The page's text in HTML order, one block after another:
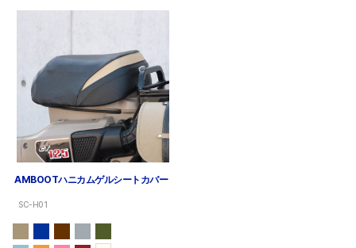
AMBOOTハニカムゲルシートカバー
SC-H01